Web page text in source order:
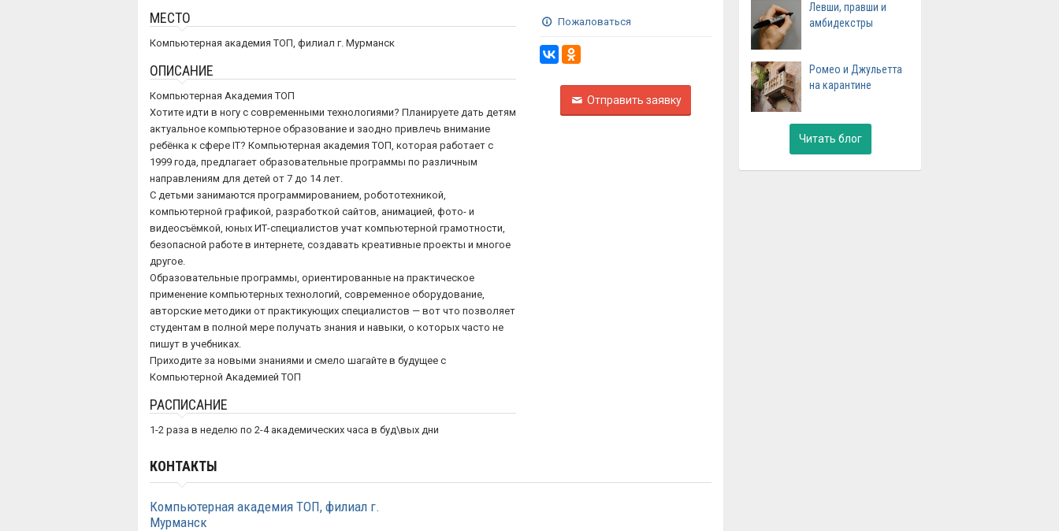
МЕСТО
Компьютерная академия ТОП, филиал г. Мурманск
ОПИСАНИЕ
Компьютерная Академия ТОП
Хотите идти в ногу с современными технологиями? Планируете дать детям
актуальное компьютерное образование и заодно привлечь внимание
ребёнка к сфере IT? Компьютерная академия ТОП, которая работает с
1999 года, предлагает образовательные программы по различным
направлениям для детей от 7 до 14 лет.
С детьми занимаются программированием, робототехникой,
компьютерной графикой, разработкой сайтов, анимацией, фото- и
видеосъёмкой, юных ИТ-специалистов учат компьютерной грамотности,
безопасной работе в интернете, создавать креативные проекты и многое
другое.
Образовательные программы, ориентированные на практическое
применение компьютерных технологий, современное оборудование,
авторские методики от практикующих специалистов — вот что позволяет
студентам в полной мере получать знания и навыки, о которых часто не
пишут в учебниках.
Приходите за новыми знаниями и смело шагайте в будущее с
Компьютерной Академией ТОП
РАСПИСАНИЕ
1-2 раза в неделю по 2-4 академических часа в буд\вых дни
Пожаловаться
Отправить заявку
КОНТАКТЫ
Компьютерная академия ТОП, филиал г.
Мурманск
Левши, правши и
амбидекстры
Ромео и Джульетта
на карантине
Читать блог